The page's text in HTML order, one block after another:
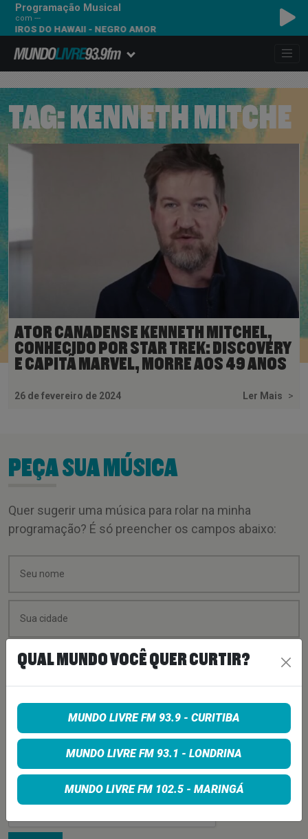
Programação Musical
com ---
DO HAWAII - NEGRO AMOR
TAG: KENNETH MITCHE
ATOR CANADENSE KENNETH MITCHEL,
CONHECIDO POR STAR TREK: DISCOVERY
E CAPITÃ MARVEL, MORRE AOS 49 ANOS
26 de fevereiro de 2024 Ler Mais >
PEÇA SUA MÚSICA
Quer sugerir uma música para rolar na minha
programação? É só preencher os campos abaixo:
QUAL MUNDO VOCÊ QUER CURTIR?
MUNDO LIVRE FM 93.9 - CURITIBA
MUNDO LIVRE FM 93.1 - LONDRINA
MUNDO LIVRE FM 102.5 - MARINGÁ